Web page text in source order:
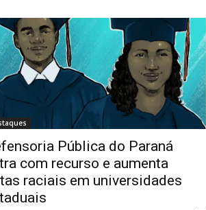
Pública do Paraná
com recurso e aumenta
raciais em universidades